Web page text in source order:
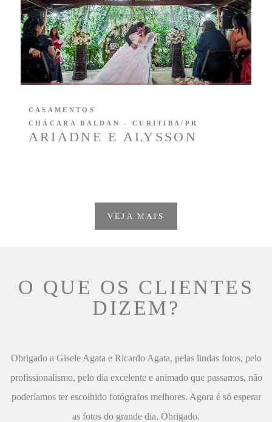
ARIADNE E ALYSSON
CASAMENTOS
CHÁCARA BALDAN - CURITIBA/PR
VEJA MAIS
O QUE OS CLIENTES
DIZEM?
Obrigado a Gisele Agata e Ricardo Agata, pelas lindas fotos, pelo
profissionalismo, pelo dia excelente e animado que passamos, não
poderíamos ter escolhido fotógrafos melhores. Agora é só esperar
as fotos do grande dia. Obrigado.